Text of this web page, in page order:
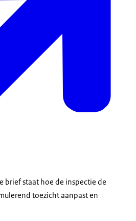
brief staat hoe de inspectie de
toezicht aanpast en